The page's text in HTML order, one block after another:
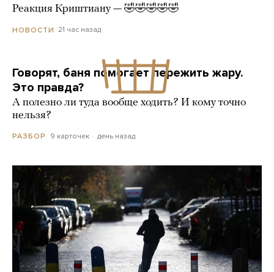
Реакция Криштиану — 🤣🤣🤣🤣🤣
НОВОСТИ 21 час назад
Говорят, баня помогает пережить жару.
Это правда?
А полезно ли туда вообще ходить? И кому точно
нельзя?
РАЗБОР 9 карточек день назад